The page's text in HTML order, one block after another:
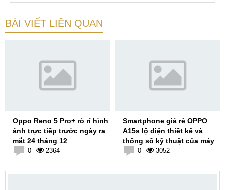
BÀI VIẾT LIÊN QUAN
Oppo Reno 5 Pro+ rò rỉ hình
ảnh trực tiếp trước ngày ra
mắt 24 tháng 12
0 2364
Smartphone giá rẻ OPPO
A15s lộ diện thiết kế và
thông số kỹ thuật của máy
0 3052